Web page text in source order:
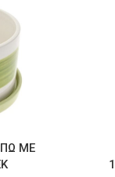
ΜΕ